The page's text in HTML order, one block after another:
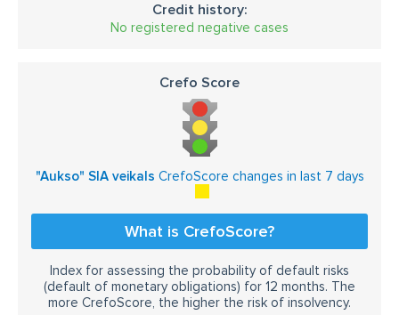
Credit history:
No registered negative cases
Crefo Score
"Aukso" SIA veikals CrefoScore changes in last 7 days
What is CrefoScore?
Index for assessing the probability of default risks
(default of monetary obligations) for 12 months. The
more CrefoScore, the higher the risk of insolvency.